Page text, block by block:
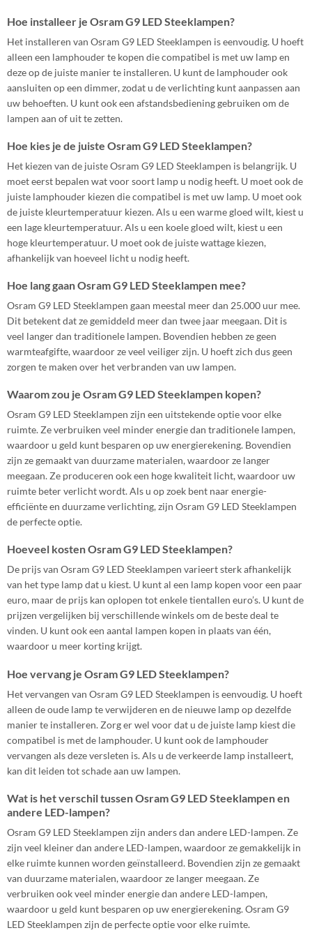
Hoe installeer je Osram G9 LED Steeklampen?
Het installeren van Osram G9 LED Steeklampen is eenvoudig. U hoeft
alleen een lamphouder te kopen die compatibel is met uw lamp en
deze op de juiste manier te installeren. U kunt de lamphouder ook
aansluiten op een dimmer, zodat u de verlichting kunt aanpassen aan
uw behoeften. U kunt ook een afstandsbediening gebruiken om de
lampen aan of uit te zetten.
Hoe kies je de juiste Osram G9 LED Steeklampen?
Het kiezen van de juiste Osram G9 LED Steeklampen is belangrijk. U
moet eerst bepalen wat voor soort lamp u nodig heeft. U moet ook de
juiste lamphouder kiezen die compatibel is met uw lamp. U moet ook
de juiste kleurtemperatuur kiezen. Als u een warme gloed wilt, kiest u
een lage kleurtemperatuur. Als u een koele gloed wilt, kiest u een
hoge kleurtemperatuur. U moet ook de juiste wattage kiezen,
afhankelijk van hoeveel licht u nodig heeft.
Hoe lang gaan Osram G9 LED Steeklampen mee?
Osram G9 LED Steeklampen gaan meestal meer dan 25.000 uur mee.
Dit betekent dat ze gemiddeld meer dan twee jaar meegaan. Dit is
veel langer dan traditionele lampen. Bovendien hebben ze geen
warmteafgifte, waardoor ze veel veiliger zijn. U hoeft zich dus geen
zorgen te maken over het verbranden van uw lampen.
Waarom zou je Osram G9 LED Steeklampen kopen?
Osram G9 LED Steeklampen zijn een uitstekende optie voor elke
ruimte. Ze verbruiken veel minder energie dan traditionele lampen,
waardoor u geld kunt besparen op uw energierekening. Bovendien
zijn ze gemaakt van duurzame materialen, waardoor ze langer
meegaan. Ze produceren ook een hoge kwaliteit licht, waardoor uw
ruimte beter verlicht wordt. Als u op zoek bent naar energie-
efficiënte en duurzame verlichting, zijn Osram G9 LED Steeklampen
de perfecte optie.
Hoeveel kosten Osram G9 LED Steeklampen?
De prijs van Osram G9 LED Steeklampen varieert sterk afhankelijk
van het type lamp dat u kiest. U kunt al een lamp kopen voor een paar
euro, maar de prijs kan oplopen tot enkele tientallen euro’s. U kunt de
prijzen vergelijken bij verschillende winkels om de beste deal te
vinden. U kunt ook een aantal lampen kopen in plaats van één,
waardoor u meer korting krijgt.
Hoe vervang je Osram G9 LED Steeklampen?
Het vervangen van Osram G9 LED Steeklampen is eenvoudig. U hoeft
alleen de oude lamp te verwijderen en de nieuwe lamp op dezelfde
manier te installeren. Zorg er wel voor dat u de juiste lamp kiest die
compatibel is met de lamphouder. U kunt ook de lamphouder
vervangen als deze versleten is. Als u de verkeerde lamp installeert,
kan dit leiden tot schade aan uw lampen.
Wat is het verschil tussen Osram G9 LED Steeklampen en
andere LED-lampen?
Osram G9 LED Steeklampen zijn anders dan andere LED-lampen. Ze
zijn veel kleiner dan andere LED-lampen, waardoor ze gemakkelijk in
elke ruimte kunnen worden geïnstalleerd. Bovendien zijn ze gemaakt
van duurzame materialen, waardoor ze langer meegaan. Ze
verbruiken ook veel minder energie dan andere LED-lampen,
waardoor u geld kunt besparen op uw energierekening. Osram G9
LED Steeklampen zijn de perfecte optie voor elke ruimte.